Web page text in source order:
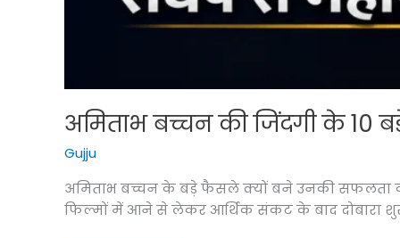
अमिताभ बच्चन की जिंदगी के 10
Gujju
अमिताभ बच्चन के बड़े फैसले क्यों बने उनकी सफलता
फिल्मों में आने से लेकर आर्थिक संकट के बाद दोबारा